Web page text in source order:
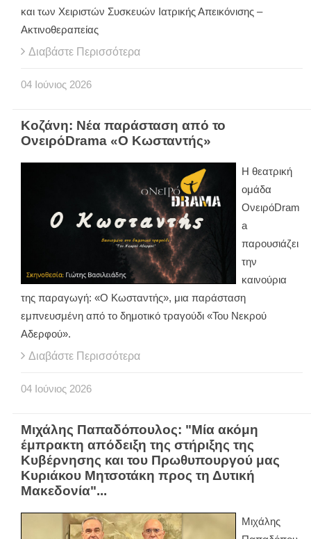
και των Χειριστών Συσκευών Ιατρικής Απεικόνισης –
Ακτινοθεραπείας
Διαβάστε Περισσότερα
04 Ιούνιος 2026
Κοζάνη: Νέα παράσταση από το
ΟνειρόDrama «Ο Κωσταντής»
Η θεατρική
ομάδα
ΟνειρόDram
a
παρουσιάζει
την
καινούρια
της παραγωγή: «Ο Κωσταντής», μια παράσταση
εμπνευσμένη από το δημοτικό τραγούδι «Του Νεκρού
Αδερφού».
Διαβάστε Περισσότερα
04 Ιούνιος 2026
Μιχάλης Παπαδόπουλος: "Μία ακόμη
έμπρακτη απόδειξη της στήριξης της
Κυβέρνησης και του Πρωθυπουργού μας
Κυριάκου Μητσοτάκη προς τη Δυτική
Μακεδονία"...
Μιχάλης